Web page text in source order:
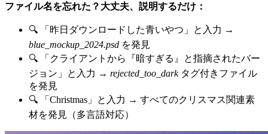
ファイル名を忘れた？大丈夫、説明するだけ：
🔍 「昨日ダウンロードした青いやつ」と入力 →
blue_mockup_2024.psd を発見
🔍 「クライアントから『暗すぎる』と指摘されたバー
ジョン」と入力 → rejected_too_darkタグ付きファイル
を発見
🔍 「Christmas」と入力 → すべてのクリスマス関連素
材を発見（多言語対応）